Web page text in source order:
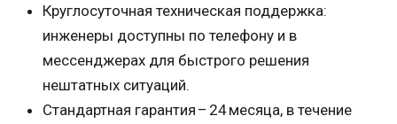
Круглосуточная техническая поддержка:
инженеры доступны по телефону и в
мессенджерах для быстрого решения
нештатных ситуаций.
Стандартная гарантия – 24 месяца, в течение